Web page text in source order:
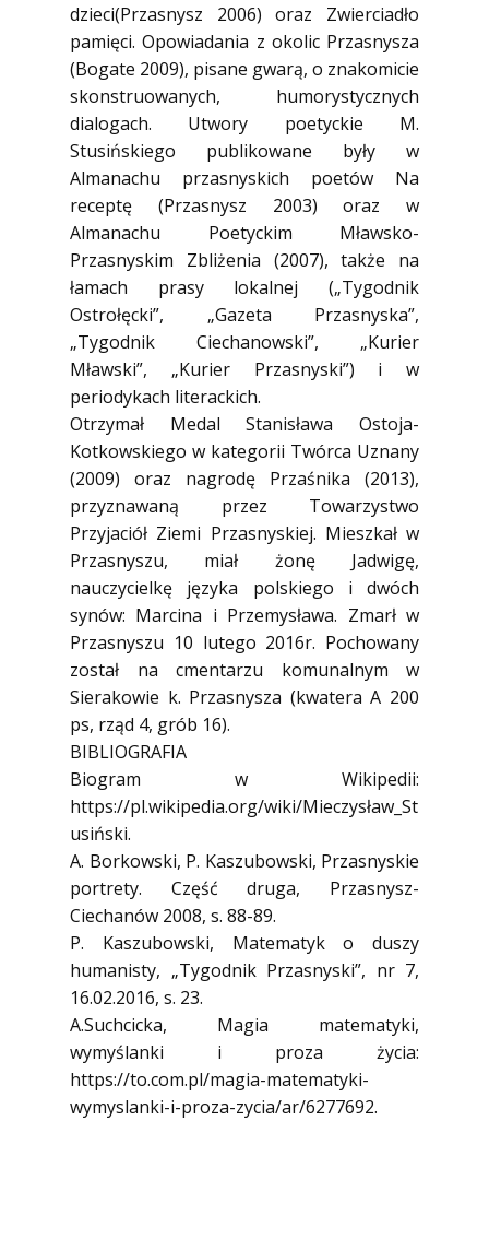
dzieci(Przasnysz 2006) oraz Zwierciadło
pamięci. Opowiadania z okolic Przasnysza
(Bogate 2009), pisane gwarą, o znakomicie
skonstruowanych, humorystycznych
dialogach. Utwory poetyckie M.
Stusińskiego publikowane były w
Almanachu przasnyskich poetów Na
receptę (Przasnysz 2003) oraz w
Almanachu Poetyckim Mławsko-
Przasnyskim Zbliżenia (2007), także na
łamach prasy lokalnej („Tygodnik
Ostrołęcki”, „Gazeta Przasnyska”,
„Tygodnik Ciechanowski”, „Kurier
Mławski”, „Kurier Przasnyski”) i w
periodykach literackich.
Otrzymał Medal Stanisława Ostoja-
Kotkowskiego w kategorii Twórca Uznany
(2009) oraz nagrodę Przaśnika (2013),
przyznawaną przez Towarzystwo
Przyjaciół Ziemi Przasnyskiej. Mieszkał w
Przasnyszu, miał żonę Jadwigę,
nauczycielkę języka polskiego i dwóch
synów: Marcina i Przemysława. Zmarł w
Przasnyszu 10 lutego 2016r. Pochowany
został na cmentarzu komunalnym w
Sierakowie k. Przasnysza (kwatera A 200
ps, rząd 4, grób 16).
BIBLIOGRAFIA
Biogram w Wikipedii:
https://pl.wikipedia.org/wiki/Mieczysław_St
usiński.
A. Borkowski, P. Kaszubowski, Przasnyskie
portrety. Część druga, Przasnysz-
Ciechanów 2008, s. 88-89.
P. Kaszubowski, Matematyk o duszy
humanisty, „Tygodnik Przasnyski”, nr 7,
16.02.2016, s. 23.
A.Suchcicka, Magia matematyki,
wymyślanki i proza życia:
https://to.com.pl/magia-matematyki-
wymyslanki-i-proza-zycia/ar/6277692.